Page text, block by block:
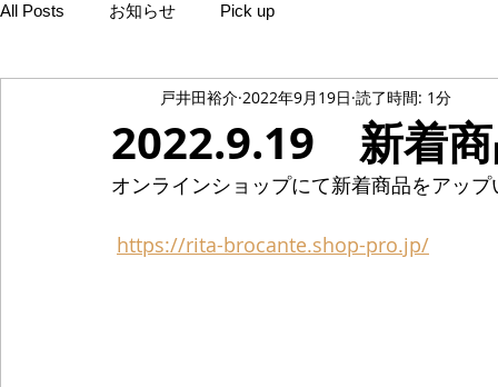
All Posts お知らせ Pick up
2022.9.19 新着商
戸井田裕介 2022年9月19日 読了時間: 1分
オンラインショップにて新着商品をアッ
https://rita-brocante.shop-pro.jp/